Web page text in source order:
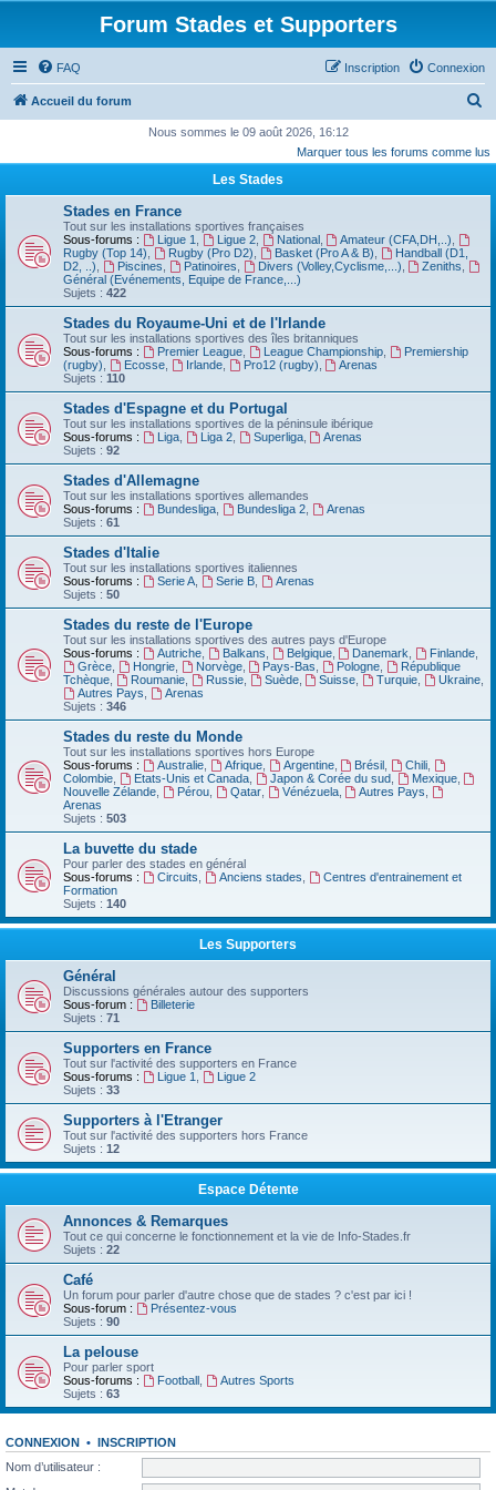
Forum Stades et Supporters
FAQ Connexion
Inscription
Accueil du forum
c
e
Nous sommes le 09 août 2026, 16:12
Marquer tous les forums comme lus
Les Stades
Stades en France
Tout sur les installations sportives françaises
Sous-forums :
Ligue 1 Ligue 2, National, Amateur (CFA,DH,..)
Rugby (Top 14)
Rugby (Pro D2) Basket (Pro A & B)
Handball (D1,
D2, ..)
Piscines Patinoires Divers (Volley,Cyclisme,...) Zeniths
Général (Evénements, Equipe de France,...)
Sujets : 422
Stades du Royaume-Uni et de l'Irlande
Tout sur les installations sportives des îles britanniques
Sous-forums :
Premier League, League Championship,
Premiership
(rugby)
Ecosse, Irlande, Pro12 (rugby)
Arenas
Sujets : 110
Stades d'Espagne et du Portugal
Tout sur les installations sportives de la péninsule ibérique
Sous-forums :
Liga, Liga 2, Superliga,
Arenas
Sujets : 92
Stades d'Allemagne
Tout sur les installations sportives allemandes
Sous-forums :
Bundesliga, Bundesliga 2,
Arenas
Sujets : 61
Stades d'Italie
Tout sur les installations sportives italiennes
Sous-forums :
Serie A, Serie B,
Arenas
Sujets : 50
Stades du reste de l'Europe
Tout sur les installations sportives des autres pays d'Europe
Sous-forums :
Autriche, Balkans Belgique, Danemark Finlande
Grèce, Hongrie, Norvège, Pays-Bas Pologne
République
Tchèque
Roumanie, Russie, Suède, Suisse Turquie Ukraine
Autres Pays
Arenas
Sujets : 346
Stades du reste du Monde
Tout sur les installations sportives hors Europe
Sous-forums :
Australie, Afrique, Argentine, Brésil Chili
Colombie
Etats-Unis et Canada, Japon & Corée du sud, Mexique,
Nouvelle Zélande
Pérou, Qatar, Vénézuela, Autres Pays
Arenas
Sujets : 503
La buvette du stade
Pour parler des stades en général
Sous-forums :
Circuits Anciens stades
Centres d'entrainement et
Formation
Sujets : 140
Les Supporters
Général
Discussions générales autour des supporters
Sous-forum :
Billeterie
Sujets : 71
Supporters en France
Tout sur l'activité des supporters en France
Sous-forums :
Ligue 1
Ligue 2
Sujets : 33
Supporters à l'Etranger
Tout sur l'activité des supporters hors France
Sujets : 12
Espace Détente
Annonces & Remarques
Tout ce qui concerne le fonctionnement et la vie de Info-Stades.fr
Sujets : 22
Café
Un forum pour parler d'autre chose que de stades ? c'est par ici !
Sous-forum :
Présentez-vous
Sujets : 90
La pelouse
Pour parler sport
Sous-forums :
Football,
Autres Sports
Sujets : 63
CONNEXION • INSCRIPTION
Nom d’utilisateur :